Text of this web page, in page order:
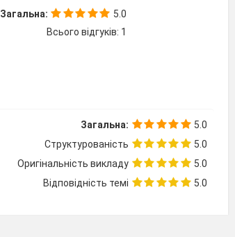
Загальна:
5.0
Всього відгуків: 1
Загальна:
5.0
Структурованість
5.0
Оригінальність викладу
5.0
Відповідність темі
5.0